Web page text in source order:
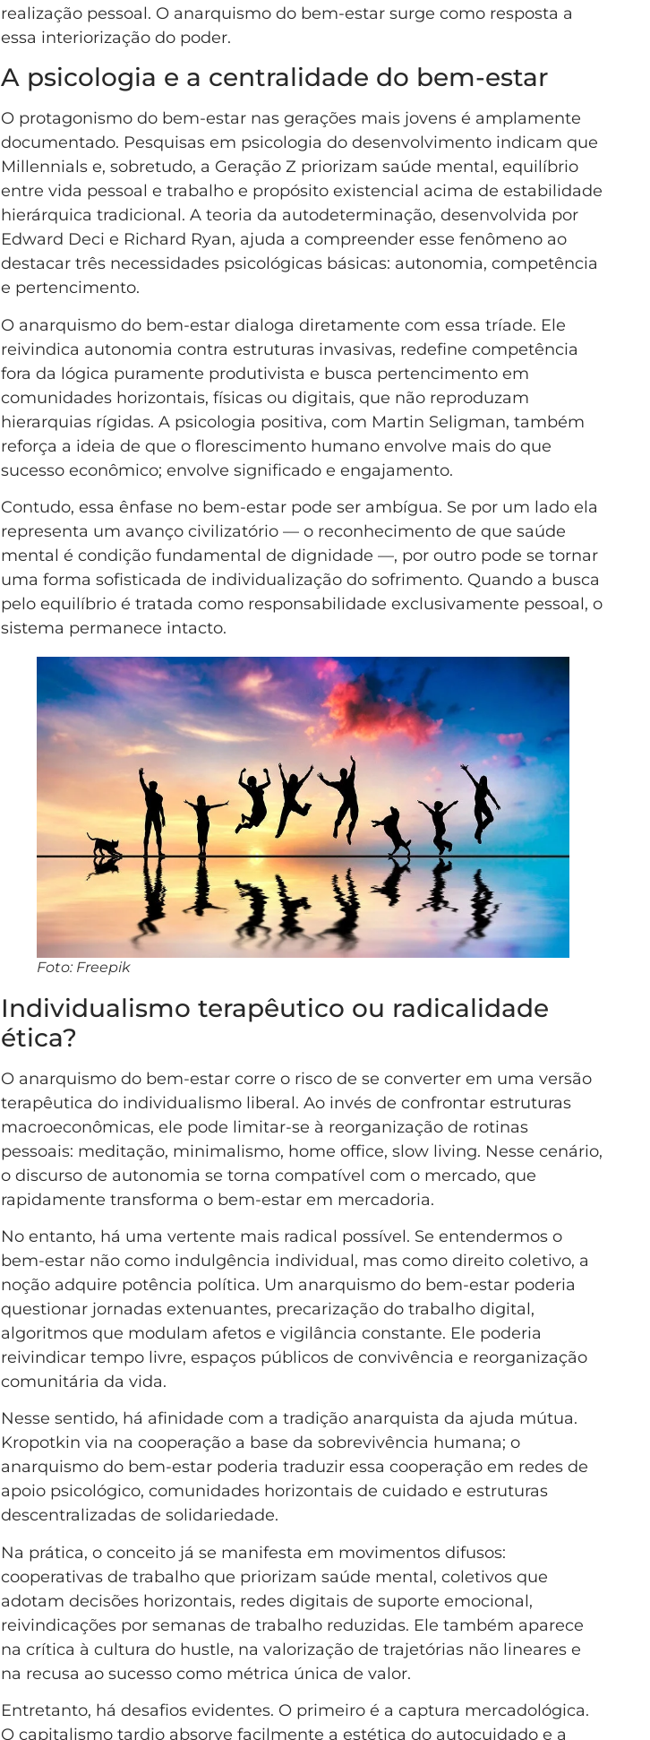
realização pessoal. O anarquismo do bem-estar surge como resposta a
essa interiorização do poder.
A psicologia e a centralidade do bem-estar
O protagonismo do bem-estar nas gerações mais jovens é amplamente
documentado. Pesquisas em psicologia do desenvolvimento indicam que
Millennials e, sobretudo, a Geração Z priorizam saúde mental, equilíbrio
entre vida pessoal e trabalho e propósito existencial acima de estabilidade
hierárquica tradicional. A teoria da autodeterminação, desenvolvida por
Edward Deci e Richard Ryan, ajuda a compreender esse fenômeno ao
destacar três necessidades psicológicas básicas: autonomia, competência
e pertencimento.
O anarquismo do bem-estar dialoga diretamente com essa tríade. Ele
reivindica autonomia contra estruturas invasivas, redefine competência
fora da lógica puramente produtivista e busca pertencimento em
comunidades horizontais, físicas ou digitais, que não reproduzam
hierarquias rígidas. A psicologia positiva, com Martin Seligman, também
reforça a ideia de que o florescimento humano envolve mais do que
sucesso econômico; envolve significado e engajamento.
Contudo, essa ênfase no bem-estar pode ser ambígua. Se por um lado ela
representa um avanço civilizatório — o reconhecimento de que saúde
mental é condição fundamental de dignidade —, por outro pode se tornar
uma forma sofisticada de individualização do sofrimento. Quando a busca
pelo equilíbrio é tratada como responsabilidade exclusivamente pessoal, o
sistema permanece intacto.
Foto: Freepik
Individualismo terapêutico ou radicalidade
ética?
O anarquismo do bem-estar corre o risco de se converter em uma versão
terapêutica do individualismo liberal. Ao invés de confrontar estruturas
macroeconômicas, ele pode limitar-se à reorganização de rotinas
pessoais: meditação, minimalismo, home office, slow living. Nesse cenário,
o discurso de autonomia se torna compatível com o mercado, que
rapidamente transforma o bem-estar em mercadoria.
No entanto, há uma vertente mais radical possível. Se entendermos o
bem-estar não como indulgência individual, mas como direito coletivo, a
noção adquire potência política. Um anarquismo do bem-estar poderia
questionar jornadas extenuantes, precarização do trabalho digital,
algoritmos que modulam afetos e vigilância constante. Ele poderia
reivindicar tempo livre, espaços públicos de convivência e reorganização
comunitária da vida.
Nesse sentido, há afinidade com a tradição anarquista da ajuda mútua.
Kropotkin via na cooperação a base da sobrevivência humana; o
anarquismo do bem-estar poderia traduzir essa cooperação em redes de
apoio psicológico, comunidades horizontais de cuidado e estruturas
descentralizadas de solidariedade.
Na prática, o conceito já se manifesta em movimentos difusos:
cooperativas de trabalho que priorizam saúde mental, coletivos que
adotam decisões horizontais, redes digitais de suporte emocional,
reivindicações por semanas de trabalho reduzidas. Ele também aparece
na crítica à cultura do hustle, na valorização de trajetórias não lineares e
na recusa ao sucesso como métrica única de valor.
Entretanto, há desafios evidentes. O primeiro é a captura mercadológica.
O capitalismo tardio absorve facilmente a estética do autocuidado e a